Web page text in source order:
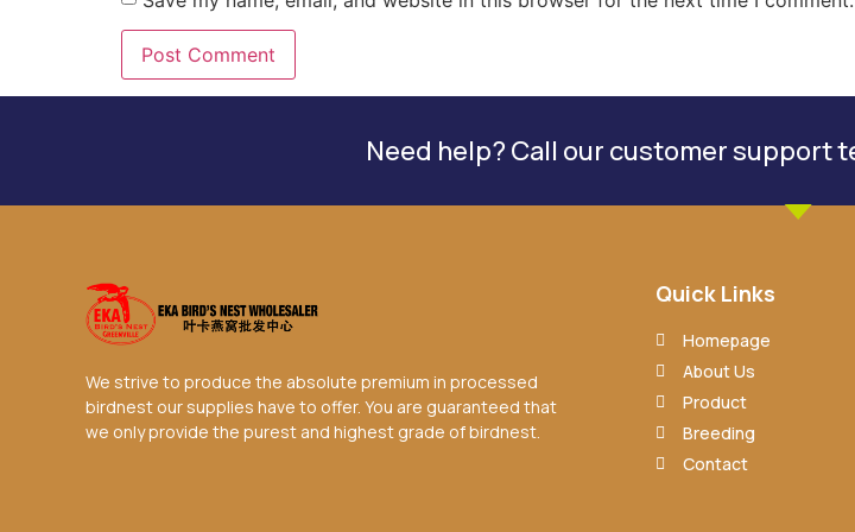
Need help? Call our customer support
We strive to produce the absolute premium in processed
birdnest our supplies have to offer. You are guaranteed that
we only provide the purest and highest grade of birdnest.
Quick Links
Homepage
About Us
Product
Breeding
Contact